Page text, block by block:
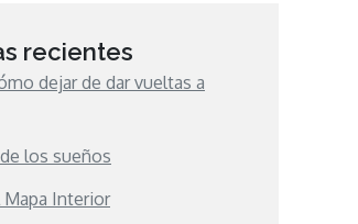
recientes
dejar de dar vueltas a
los sueños
Mapa Interior